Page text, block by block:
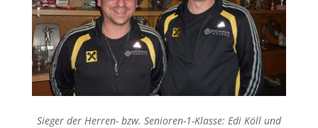
Sieger der Herren- bzw. Senioren-1-Klasse: Edi Köll und